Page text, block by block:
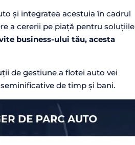
și integratea acestuia în cadrul
a cererii pe piață pentru soluțiile
business-ului tău, acesta
de gestiune a flotei auto vei
de timp și bani.